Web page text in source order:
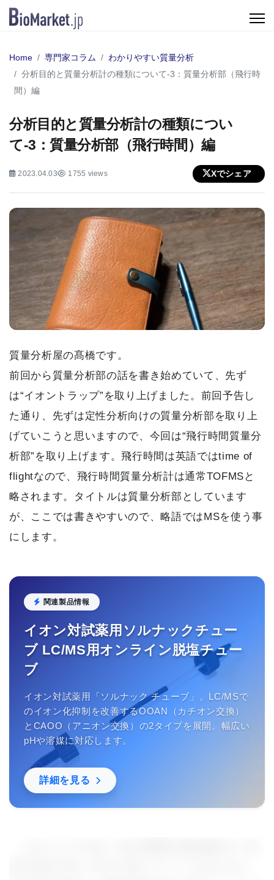
Home 専門家コラム
わかりやすい質量分析
分析目的と質量分析計の種類について-3：質量分析部（飛行時
間）編
分析目的と質量分析計の種類につい
て-3：質量分析部（飛行時間）編
2023.04.03 1755 views Xでシェア
質量分析屋の髙橋です。
前回から質量分析部の話を書き始めていて、先ず
は“イオントラップ”を取り上げました。前回予告し
た通り、先ずは定性分析向けの質量分析部を取り上
げていこうと思いますので、今回は“飛行時間質量分
析部”を取り上げます。飛行時間は英語ではtime of
flightなので、飛行時間質量分析計は通常TOFMSと
略されます。タイトルは質量分析部としています
が、ここでは書きやすいので、略語ではMSを使う事
にします。
関連製品情報
イオン対試薬用ソルナックチュー
ブ LC/MS用オンライン脱塩チュー
ブ
イオン対試薬用「ソルナック チューブ」。LC/MSで
のイオン化抑制を改善するOOAN（カチオン交換）
とCAOO（アニオン交換）の2タイプを展開。幅広い
pHや溶媒に対応します。
詳細を見る